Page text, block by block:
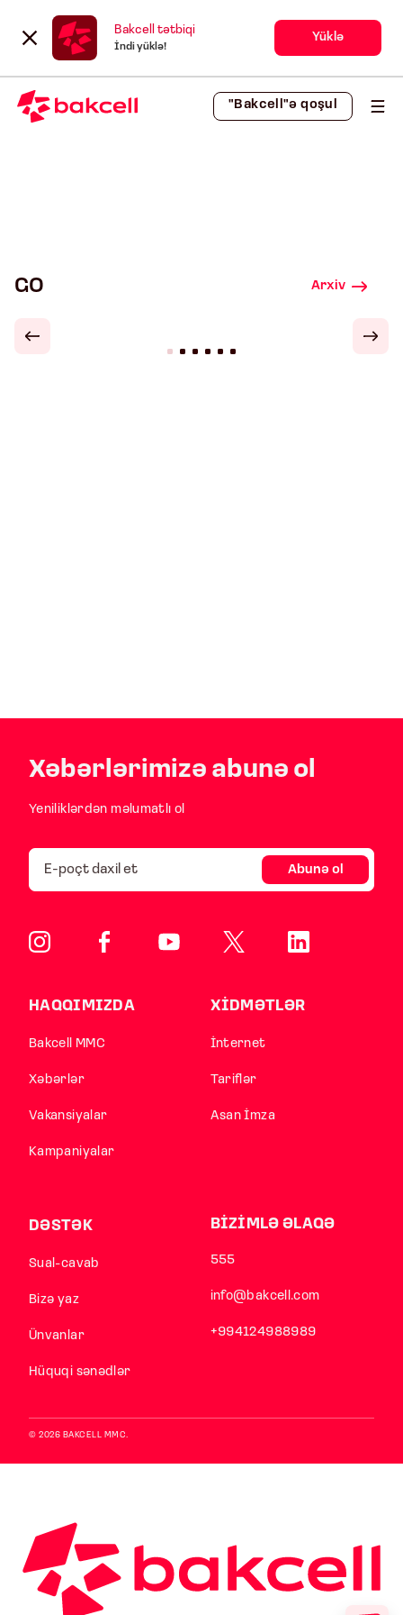
Bakcell tətbiqi
İndi yüklə!
Yüklə
"Bakcell"ə qoşul
GO Arxiv
Xəbərlərimizə abunə ol
Yeniliklərdən məlumatlı ol
Abunə ol
HAQQIMIZDA
Bakcell MMC
Xəbərlər
Vakansiyalar
Kampaniyalar
XİDMƏTLƏR
İnternet
Tariflər
Asan İmza
DƏSTƏK
Sual-cavab
Bizə yaz
Ünvanlar
Hüquqi sənədlər
BİZİMLƏ ƏLAQƏ
555
info@bakcell.com
+994124988989
© 2026 BAKCELL MMC.